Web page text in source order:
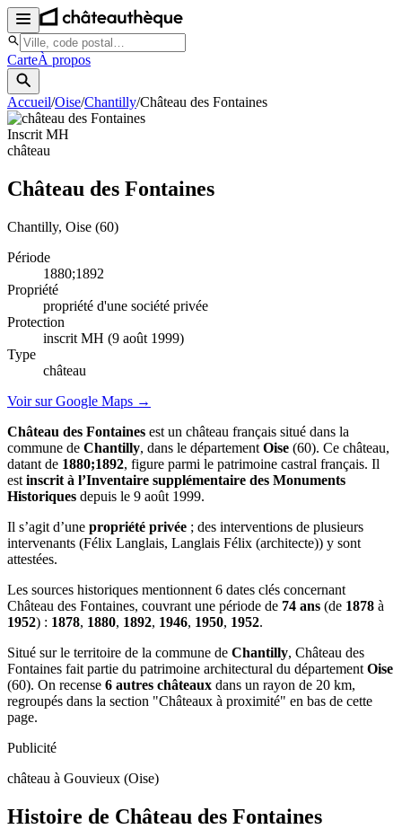
CarteÀ propos
Accueil/Oise/Chantilly/Château des Fontaines
Inscrit MH
château
Château des Fontaines
Chantilly, Oise (60)
Période
1880;1892
Propriété
propriété d'une société privée
Protection
inscrit MH (9 août 1999)
Type
château
Voir sur Google Maps →
Château des Fontaines est un château français situé dans la
commune de Chantilly, dans le département Oise (60). Ce château,
datant de 1880;1892, figure parmi le patrimoine castral français. Il
est inscrit à l’Inventaire supplémentaire des Monuments
Historiques depuis le 9 août 1999.
Il s’agit d’une propriété privée ; des interventions de plusieurs
intervenants (Félix Langlais, Langlais Félix (architecte)) y sont
attestées.
Les sources historiques mentionnent 6 dates clés concernant
Château des Fontaines, couvrant une période de 74 ans (de 1878 à
1952) : 1878, 1880, 1892, 1946, 1950, 1952.
Situé sur le territoire de la commune de Chantilly, Château des
Fontaines fait partie du patrimoine architectural du département Oise
(60). On recense 6 autres châteaux dans un rayon de 20 km,
regroupés dans la section "Châteaux à proximité" en bas de cette
page.
Publicité
château à Gouvieux (Oise)
Histoire de Château des Fontaines